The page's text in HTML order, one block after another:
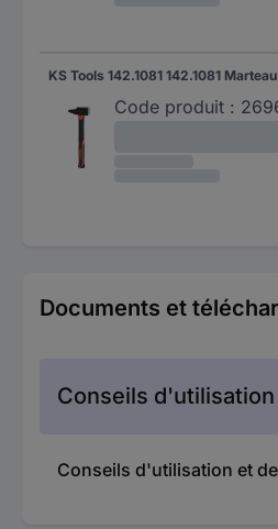
Code produit :
Documents et
Conseils
Conseils d'utilisation et